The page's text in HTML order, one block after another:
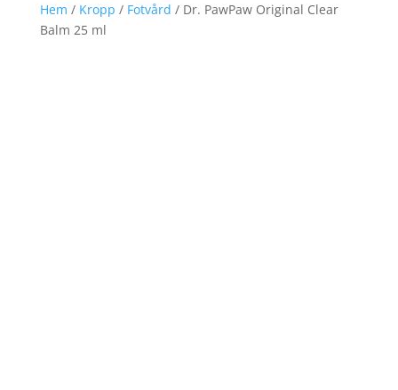
Hem / Kropp / Fotvård / Dr. PawPaw Original Clear
Balm 25 ml